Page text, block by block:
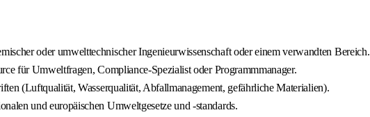
oder umwelttechnischer Ingenieurwissenschaft oder einem verwandten Bereich.
für Umweltfragen, Compliance-Spezialist oder Programmmanager.
(Luftqualität, Wasserqualität, Abfallmanagement, gefährliche Materialien).
und europäischen Umweltgesetze und -standards.